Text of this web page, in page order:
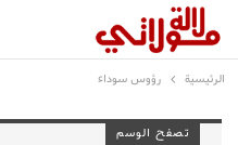
الرئيسية رؤوس سوداء
تصفح الوسم